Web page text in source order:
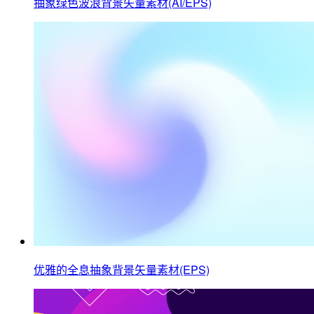
优雅的全息抽象背景矢量素材(EPS)